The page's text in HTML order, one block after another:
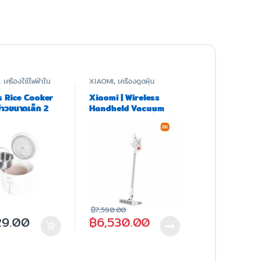
, เครื่องใช้ไฟฟ้าใน
Rice Cooker
วขนาดเล็ก 2
XIAOMI,เครื่องดูดฝุ่น
Xiaomi | Wireless
Handheld Vacuum
Cleaner K10 เครื่องดูด
ฝุ่นไร้สาย หน้าจอแสดงผล
แบบ LCD รับประกัน 1 ปี
฿6,530.00
฿7,590.00